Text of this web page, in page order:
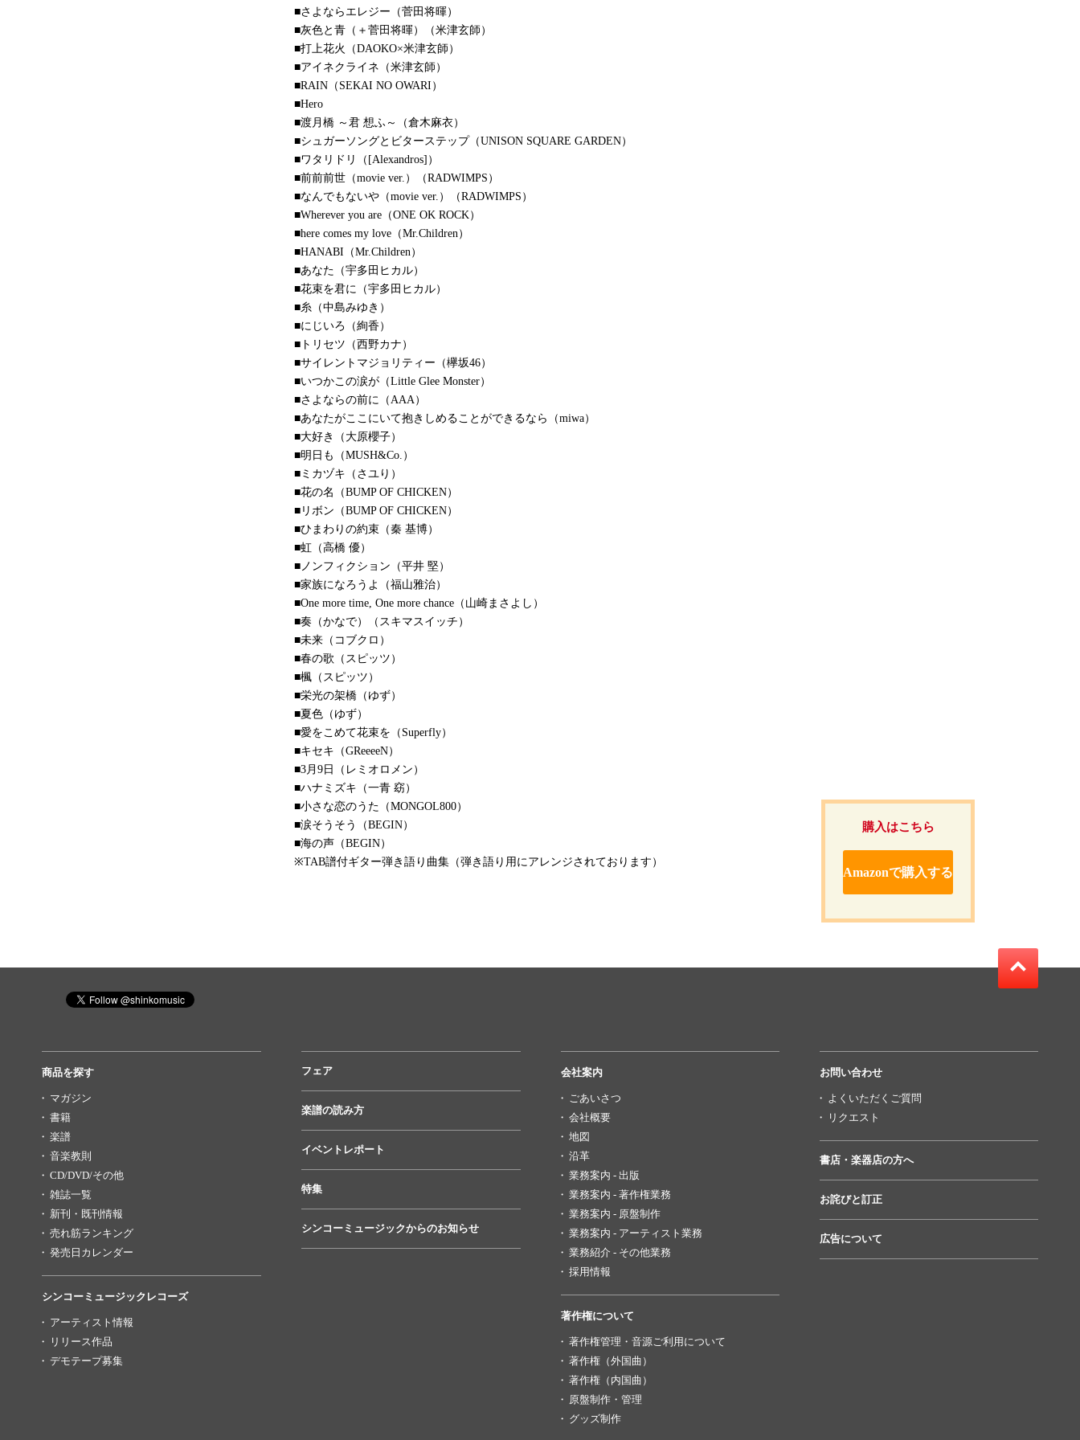
■さよならエレジー（菅田将暉）
■灰色と青（＋菅田将暉）（米津玄師）
■打上花火（DAOKO×米津玄師）
■アイネクライネ（米津玄師）
■RAIN（SEKAI NO OWARI）
■Hero
■渡月橋 ～君 想ふ～（倉木麻衣）
■シュガーソングとビターステップ（UNISON SQUARE GARDEN）
■ワタリドリ（[Alexandros]）
■前前前世（movie ver.）（RADWIMPS）
■なんでもないや（movie ver.）（RADWIMPS）
■Wherever you are（ONE OK ROCK）
■here comes my love（Mr.Children）
■HANABI（Mr.Children）
■あなた（宇多田ヒカル）
■花束を君に（宇多田ヒカル）
■糸（中島みゆき）
■にじいろ（絢香）
■トリセツ（西野カナ）
■サイレントマジョリティー（欅坂46）
■いつかこの涙が（Little Glee Monster）
■さよならの前に（AAA）
■あなたがここにいて抱きしめることができるなら（miwa）
■大好き（大原櫻子）
■明日も（MUSH&Co.）
■ミカヅキ（さユり）
■花の名（BUMP OF CHICKEN）
■リボン（BUMP OF CHICKEN）
■ひまわりの約束（秦 基博）
■虹（高橋 優）
■ノンフィクション（平井 堅）
■家族になろうよ（福山雅治）
■One more time, One more chance（山崎まさよし）
■奏（かなで）（スキマスイッチ）
■未来（コブクロ）
■春の歌（スピッツ）
■楓（スピッツ）
■栄光の架橋（ゆず）
■夏色（ゆず）
■愛をこめて花束を（Superfly）
■キセキ（GReeeeN）
■3月9日（レミオロメン）
■ハナミズキ（一青 窈）
■小さな恋のうた（MONGOL800）
■涙そうそう（BEGIN）
■海の声（BEGIN）
※TAB譜付ギター弾き語り曲集（弾き語り用にアレンジされております）
購入はこちら
Amazonで購入する
商品を探す
マガジン
書籍
楽譜
音楽教則
CD/DVD/その他
雑誌一覧
新刊・既刊情報
売れ筋ランキング
発売日カレンダー
シンコーミュージックレコーズ
アーティスト情報
リリース作品
デモテープ募集
フェア
楽譜の読み方
イベントレポート
特集
シンコーミュージックからのお知らせ
会社案内
ごあいさつ
会社概要
地図
沿革
業務案内 - 出版
業務案内 - 著作権業務
業務案内 - 原盤制作
業務案内 - アーティスト業務
業務紹介 - その他業務
採用情報
著作権について
著作権管理・音源ご利用について
著作権（外国曲）
著作権（内国曲）
原盤制作・管理
グッズ制作
お問い合わせ
よくいただくご質問
リクエスト
書店・楽器店の方へ
お詫びと訂正
広告について